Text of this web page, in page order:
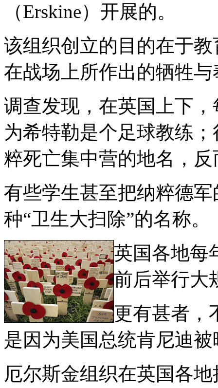
（Erskine）开展的。
该组织创立的目的在于
在战场上所作出的牺牲与
调查发现，在英国上下
为希特勒是个足球教练
粹死亡集中营的地名，
有些学生甚至把纳粹德
种“卫生大扫除”的名称。
英国各地每
前后举行大
更有甚者，
是因为美国总统肯尼迪
厄尔斯金组织在英国各